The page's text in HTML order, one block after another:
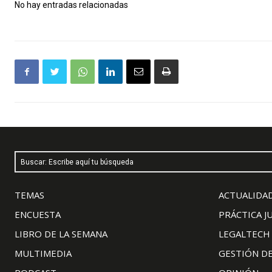
No hay entradas relacionadas
Buscar: Escribe aquí tu búsqueda
TEMAS
ENCUESTA
LIBRO DE LA SEMANA
MULTIMEDIA
PRÁCTICA
LEGALTECH
GESTIÓN